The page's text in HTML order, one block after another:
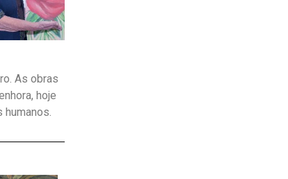
As obras
hoje
humanos.